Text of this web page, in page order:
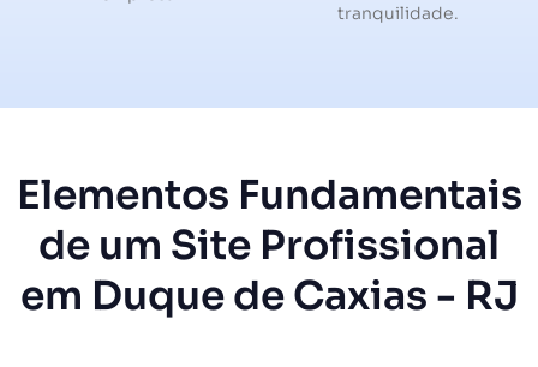
tranquilidade.
Elementos Fundamentais
de um Site Profissional
em Duque de Caxias - RJ